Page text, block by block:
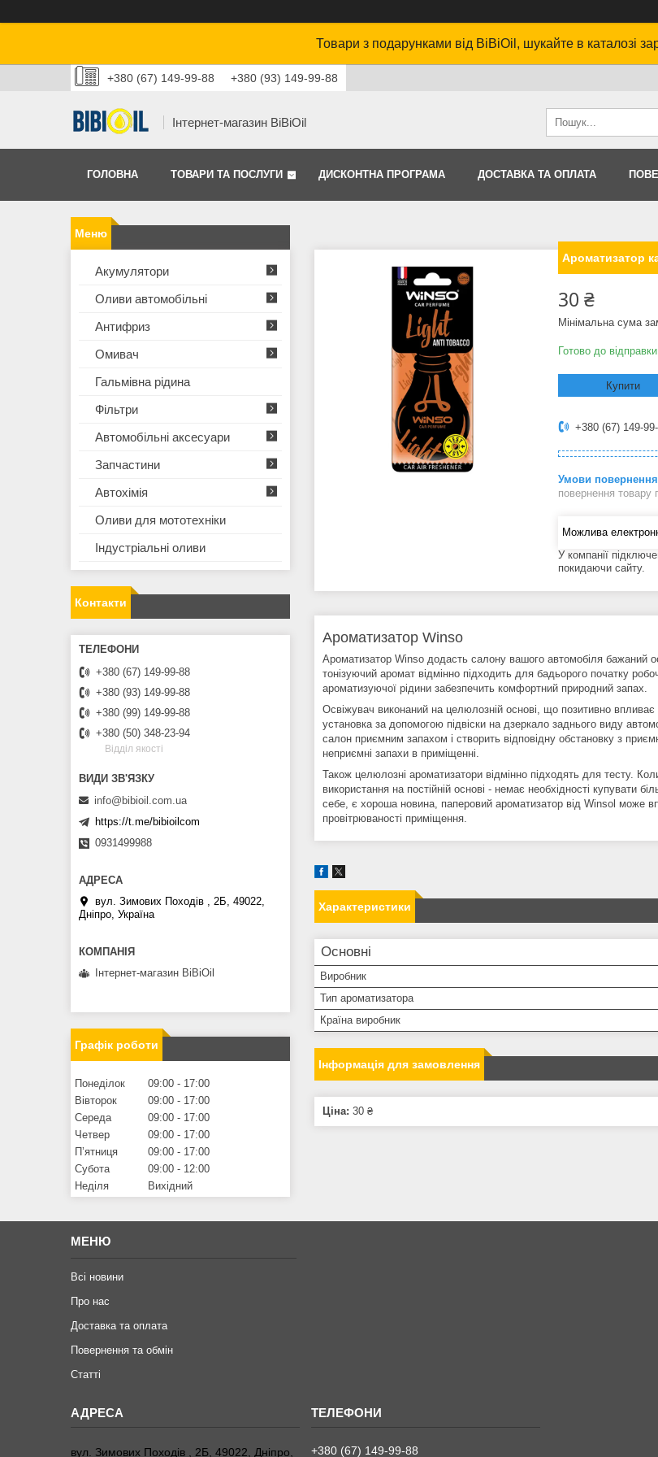
Товари з подарунками від BiBiOil, шукайте в каталозі
+380 (67) 149-99-88 +380 (93) 149-99-88
Інтернет-магазин BiBiOil
ГОЛОВНА ТОВАРИ ТА ПОСЛУГИ ДИСКОНТНА ПРОГРАМА ДОСТАВКА ТА ОПЛАТА
Ароматизатор
30 ₴
Мінімальна сума
Готово до відправки
Купити
+380 (67) 149-
повернення товару
У компанії
покидаючи сайту.
Ароматизатор Winso
Ароматизатор Winso додасть салону вашого автомобіля бажаний
тонізуючий аромат відмінно підходить для бадьорого початку
ароматизуючої рідини забезпечить комфортний природний запах.
Освіжувач виконаний на целюлозній основі, що позитивно
установка за допомогою підвіски на дзеркало заднього виду
салон приємним запахом і створить відповідну обстановку з
неприємні запахи в приміщенні.
Також целюлозні ароматизатори відмінно підходять для тесту.
використання на постійній основі - немає необхідності купувати
себе, є хороша новина, паперовий ароматизатор від Winsol може
провітрюваності приміщення.
Характеристики
Основні
Виробник
Тип ароматизатора
Країна виробник
Інформація для замовлення
Ціна: 30 ₴
Акумулятори
Оливи автомобільні
Антифриз
Омивач
Гальмівна рідина
Фільтри
Автомобільні аксесуари
Запчастини
Автохімія
Оливи для мототехнiки
Iндустрiальнi оливи
Контакти
+380 (67) 149-99-88
+380 (93) 149-99-88
+380 (99) 149-99-88
+380 (50) 348-23-94
Вiддiл якостi
info@bibioil.com.ua
https://t.me/bibioilcom
0931499988
вул. Зимових Походiв , 2Б, 49022,
Дніпро, Україна
Інтернет-магазин BiBiOil
Графік роботи
Понеділок 09:00
17:00
Вівторок
09:00
17:00
Середа
09:00
17:00
Четвер
09:00
17:00
Пʼятниця
09:00
17:00
Субота
09:00
12:00
Неділя
Вихідний
МЕНЮ
Всі новини
Про нас
Доставка та оплата
Повернення та обмiн
Статтi
вул. Зимових Походiв , 2Б, 49022, Дніпро, +380 (67) 149-99-88